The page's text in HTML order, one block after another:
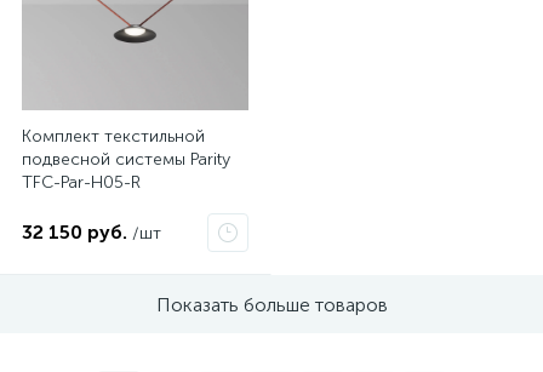
Комплект текстильной
подвесной системы Parity
TFC-Par-H05-R
32 150 руб. /шт
Показать больше товаров